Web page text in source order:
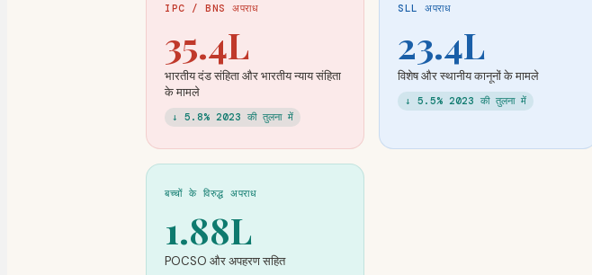
IPC / BNS अपराध
35.4L
भारतीय दंड संहिता और भारतीय न्याय संहिता
के मामले
↓ 5.8% 2023 की तुलना में
SLL अपराध
23.4L
विशेष और स्थानीय कानूनों के मामले
↓ 5.5% 2023 की तुलना में
बच्चों के विरुद्ध अपराध
1.88L
POCSO और अपहरण सहित